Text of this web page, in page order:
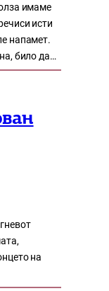
имаме
исти
напамет.
било да…
на